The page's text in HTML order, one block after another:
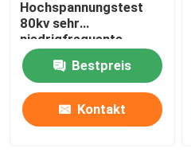
Hochspannungstest
80kv sehr
niedrigfrequente
Wechselstrom-Hypot-
Tester
Bestpreis
Kontakt